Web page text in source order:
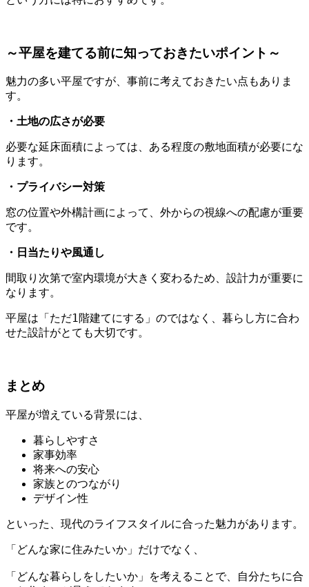
～平屋を建てる前に知っておきたいポイント～
魅力の多い平屋ですが、事前に考えておきたい点もありま
す。
・土地の広さが必要
必要な延床面積によっては、ある程度の敷地面積が必要にな
ります。
・プライバシー対策
窓の位置や外構計画によって、外からの視線への配慮が重要
です。
・日当たりや風通し
間取り次第で室内環境が大きく変わるため、設計力が重要に
なります。
平屋は「ただ1階建てにする」のではなく、暮らし方に合わ
せた設計がとても大切です。
まとめ
平屋が増えている背景には、
暮らしやすさ
家事効率
将来への安心
家族とのつながり
デザイン性
といった、現代のライフスタイルに合った魅力があります。
「どんな家に住みたいか」だけでなく、
「どんな暮らしをしたいか」を考えることで、自分たちに合